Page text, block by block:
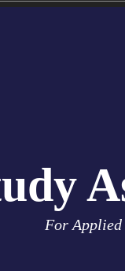
For Applied